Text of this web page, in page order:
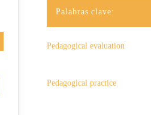
Palabras clave:
Pedagogical evaluation
Pedagogical practice